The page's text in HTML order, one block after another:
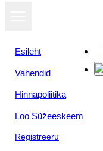
Esileht
Vahendid
Hinnapoliitika
Loo Süžeeskeem
Registreeru